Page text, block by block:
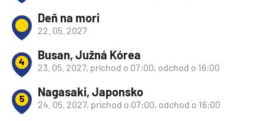
Deň na mori
22. 05. 2027
4 Busan, Južná Kórea
23. 05. 2027, príchod o 07:00, odchod o 16:00
5 Nagasaki, Japonsko
24. 05. 2027, príchod o 07:00, odchod o 16:00